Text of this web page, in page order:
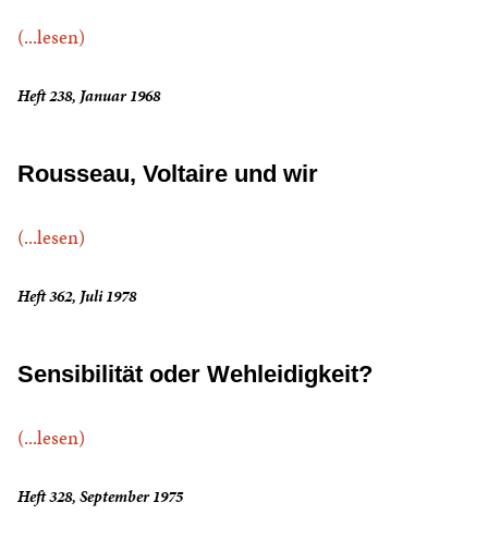
(...lesen)
Heft 238, Januar 1968
Rousseau, Voltaire und wir
(...lesen)
Heft 362, Juli 1978
Sensibilität oder Wehleidigkeit?
(...lesen)
Heft 328, September 1975